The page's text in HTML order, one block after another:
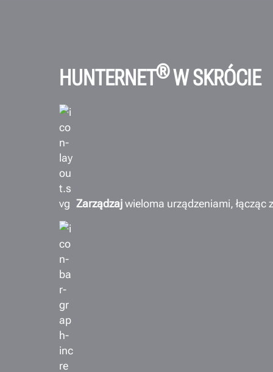
HUNTERNET®W SKRÓCIE
Zarządzajwieloma urządzeniami, łącząc